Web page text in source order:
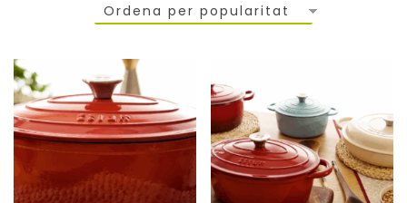
Ordena per popularitat